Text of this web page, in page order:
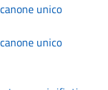
unico
unico